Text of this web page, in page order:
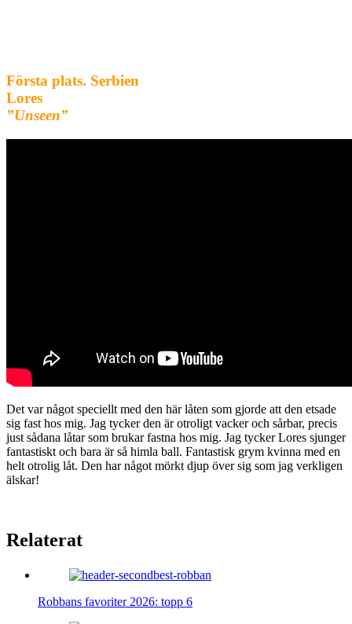
Första plats. Serbien
Lores
”Unseen”
Det var något speciellt med den här låten som gjorde att den etsade
sig fast hos mig. Jag tycker den är otroligt vacker och sårbar, precis
just sådana låtar som brukar fastna hos mig. Jag tycker Lores sjunger
fantastiskt och bara är så himla ball. Fantastisk grym kvinna med en
helt otrolig låt. Den har något mörkt djup över sig som jag verkligen
älskar!
Relaterat
Robbans favoriter 2026: topp 6